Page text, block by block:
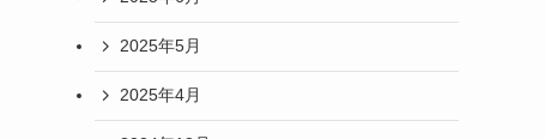
2025年5月
2025年4月